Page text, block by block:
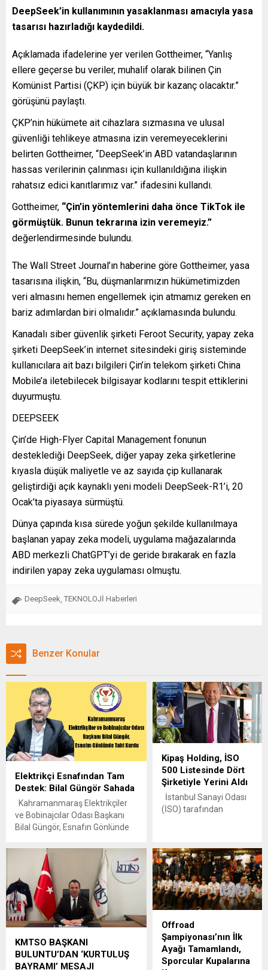
DeepSeek’in kullanımının yasaklanması amacıyla yasa
tasarısı hazırladığı kaydedildi.
Açıklamada ifadelerine yer verilen Gottheimer, “Yanlış
ellere geçerse bu veriler, muhalif olarak bilinen Çin
Komünist Partisi (ÇKP) için büyük bir kazanç olacaktır.”
görüşünü paylaştı.
ÇKP’nin hükümete ait cihazlara sızmasına ve ulusal
güvenliği tehlikeye atmasına izin veremeyeceklerini
belirten Gottheimer, “DeepSeek’in ABD vatandaşlarının
hassas verilerinin çalınması için kullanıldığına ilişkin
rahatsız edici kanıtlarımız var.” ifadesini kullandı.
Gottheimer, “Çin’in yöntemlerini daha önce TikTok ile
görmüştük. Bunun tekrarına izin veremeyiz.”
değerlendirmesinde bulundu.
The Wall Street Journal’ın haberine göre Gottheimer, yasa
tasarısına ilişkin, “Bu, düşmanlarımızın hükümetimizden
veri almasını hemen engellemek için atmamız gereken en
bariz adımlardan biri olmalıdır.” açıklamasında bulundu.
Kanadalı siber güvenlik şirketi Feroot Security, yapay zeka
şirketi DeepSeek’in internet sitesindeki giriş sisteminde
kullanıcılara ait bazı bilgileri Çin’in telekom şirketi China
Mobile’a iletebilecek bilgisayar kodlarını tespit ettiklerini
duyurmuştu.
DEEPSEEK
Çin’de High-Flyer Capital Management fonunun
desteklediği DeepSeek, diğer yapay zeka şirketlerine
kıyasla düşük maliyetle ve az sayıda çip kullanarak
geliştirdiği açık kaynaklı yeni modeli DeepSeek-R1’i, 20
Ocak’ta piyasaya sürmüştü.
Dünya çapında kısa sürede yoğun şekilde kullanılmaya
başlanan yapay zeka modeli, uygulama mağazalarında
ABD merkezli ChatGPT’yi de geride bırakarak en fazla
indirilen yapay zeka uygulaması olmuştu.
DeepSeek TEKNOLOJİ Haberleri
Benzer Konular
Elektrikçi Esnafından Tam
Destek: Bilal Güngör Sahada
Kahramanmaraş Elektrikçiler
ve Bobinajcılar Odası Başkanı
Bilal Güngör, Esnafın Gönlünde
Elektrikçiler ve Bobinajcılar Odası
Başkanı Bilal Güngör, çözüm
odaklı çalışmaları ve beyefendi
kişiliğiyle esnafın tam desteğini
alıyor. Kahramanmaraş
Elektrikçiler ve Bobinajcılar
Esnaf ve Sanatkârlar Odası
depreminin ardından gösterdiği
azim, dayanışma ve...
Kipaş Holding, İSO
500 Listesinde Dört
Şirketiyle Yerini Aldı
İstanbul Sanayi Odası
(İSO) tarafından
araştırma sonuçlarına
göre, Kipaş Holding
bünyesindeki dört şirket
listeye girmeyi başardı.
Holding, çok sektörlü
sürdürülebilir büyüme
vizyonu ve geniş
istihdam ağıyla Türk
sanayisindeki güçlü
KMTSO BAŞKANI
BULUNTU’DAN ‘KURTULUŞ
BAYRAMI’ MESAJI
Offroad
Şampiyonası’nın İlk
Ayağı Tamamlandı,
Sporcular Kupalarına